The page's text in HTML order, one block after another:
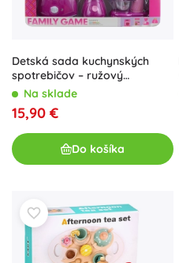
Detská sada kuchynských
spotrebičov – ružový
toustovač, mixér a šľahač
Na sklade
15,90 €
Do košíka